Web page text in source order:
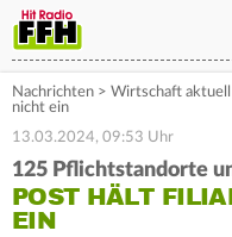
Nachrichten > Wirtschaft aktuell
nicht ein
13.03.2024, 09:53 Uhr
125 Pflichtstandorte
POST HÄLT
EIN